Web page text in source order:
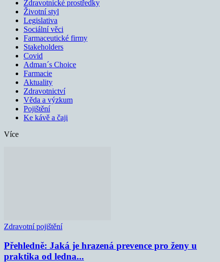
Zdravotnické prostředky
Životní styl
Legislativa
Sociální věci
Farmaceutické firmy
Stakeholders
Covid
Adman´s Choice
Farmacie
Aktuality
Zdravotnictví
Věda a výzkum
Pojištění
Ke kávě a čaji
Více
Zdravotní pojištění
Přehledně: Jaká je hrazená prevence pro ženy u
praktika od ledna...